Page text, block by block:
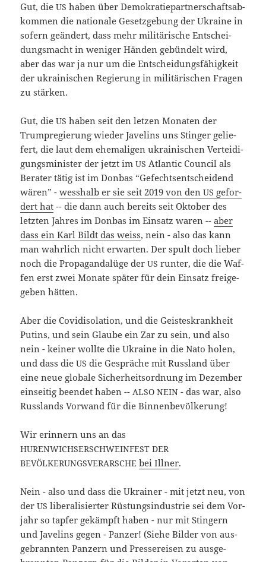
Gut, dieUS haben über Demo­kra­tie­part­ner­schafts­ab­
kom­men die natio­na­le Gesetz­ge­bung der Ukrai­ne in
sofern geän­dert, dass mehr mili­tä­ri­sche Ent­schei­
dungs­macht in weni­ger Hän­den gebün­delt wird,
aber das war ja nur um die Ent­schei­dungs­fä­hig­keit
der ukrai­ni­schen Regie­rung in mili­tä­ri­schen Fra­gen
zu stärken.
Gut, dieUS haben seit den let­zen Mona­ten der
Trump­re­gie­rung wie­der Jave­lins uns Stin­ger gelie­
fert, die laut dem ehe­ma­li­gen ukrai­ni­schen Ver­tei­di­
gungs­mi­nis­ter der jetzt imUS Atlan­tic Coun­cil als
Bera­ter tätig ist im Don­bas “Gefechts­ent­schei­dend
wären” -wess­halb er sie seit 2019 von denUS gefor­
dert hat -- die dann auch bereits seit Okto­ber des
letz­ten Jah­res im Don­bas im Ein­satz waren --aber
dass ein Karl Bildt das weiss, nein - also das kann
man wahr­lich nicht erwar­ten. Der spult doch lie­ber
noch die Pro­pa­gan­da­lü­ge derUS run­ter, die die Waf­
fen erst zwei Mona­te spä­ter für dein Ein­satz frei­ge­
ge­ben hätten.
Aber die Covid­iso­la­ti­on, und die Geis­tes­krank­heit
Putins, und sein Glau­be ein Zar zu sein, und also
nein - kei­ner woll­te die Ukrai­ne in die Nato holen,
und dass dieUS die Gesprä­che mit Russ­land über
eine neue glo­ba­le Sicher­heits­ord­nung im Dezem­ber
ein­sei­tig been­det haben --ALSO NEIN - das war, also
Russ­lands Vor­wand für die Binnenbevölkerung!
Wir erin­nern uns an das
HURENWICHSERSCHWEINFEST DER
BEVÖLKERUNGSVERARSCHE bei Ill­ner.
Nein - also und dass die Ukrai­ner - mit jetzt neu, von
derUS libe­ra­li­sier­ter Rüs­tungs­in­dus­trie sei dem Vor­
jahr so tap­fer gekämpft haben - nur mit Stin­gern
und Jave­lins gegen - Pan­zer! (Sie­he Bil­der von aus­
ge­brann­ten Pan­zern und Pres­se­rei­sen zu aus­ge­